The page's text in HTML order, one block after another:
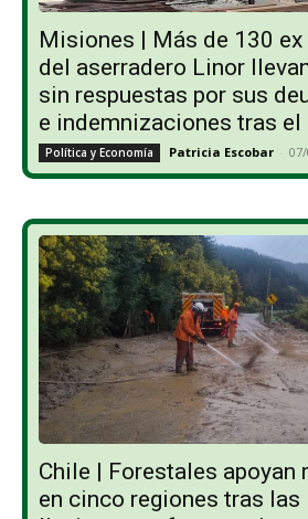
Misiones | Más de 130
del aserradero Linor
sin respuestas por sus
e indemnizaciones tras el
Política y Economía Patricia Escobar -
Chile | Forestales apoyan
en cinco regiones tras las